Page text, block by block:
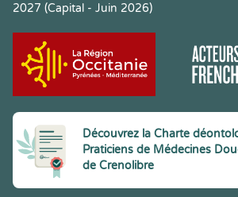
2027 (Capital - Juin 2026)
Découvrez la Charte
Praticiens de Médecines
de Crenolibre